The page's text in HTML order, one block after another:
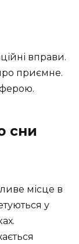
вправи.
приємне.
сни
місце в
у